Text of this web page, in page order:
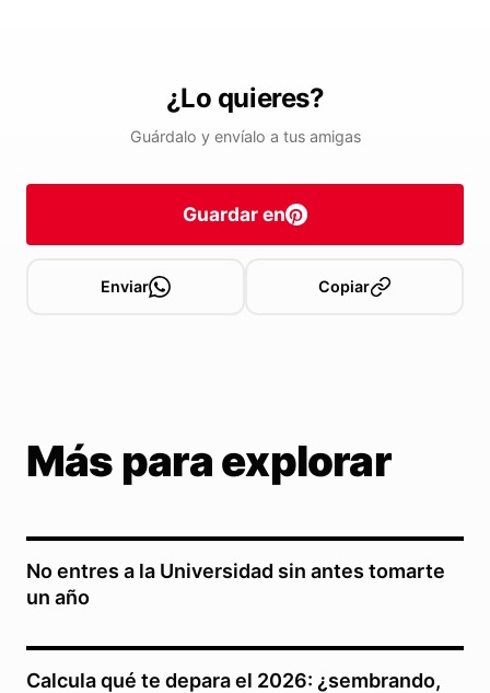
¿Lo quieres?
Guárdalo y envíalo a tus amigas
Guardar en
Enviar Copiar
Más para explorar
No entres a la Universidad sin antes tomarte
un año
Calcula qué te depara el 2026: ¿sembrando,